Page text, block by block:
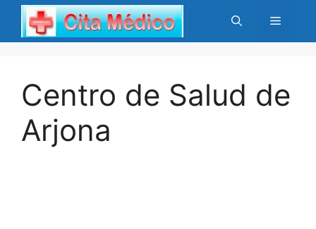
Saltar
contenido
Menú
Centro de Salud de
Arjona